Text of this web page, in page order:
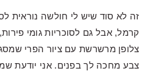
זה לא סוד שיש לי חולשה נוראית
קרמל, אבל גם לסוכריות גומי
צלופן מרשרשת עם ציור הפרי
צבע מחכה לך בפנים. אני יודעת